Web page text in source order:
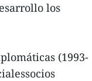
los
(1993-